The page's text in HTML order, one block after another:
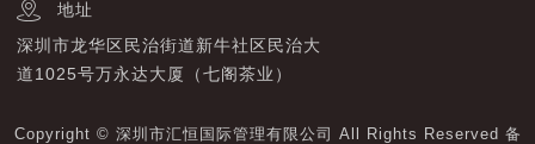
地址
深圳市龙华区民治街道新牛社区民治大
道1025号万永达大厦（七阁茶业）
Copyright © 深圳市汇恒国际管理有限公司 All Rights Reserved 备